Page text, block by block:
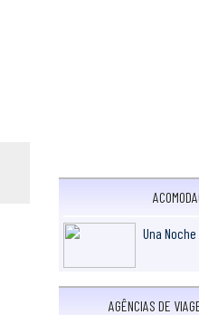
Una Noche
AGÊNCIAS DE